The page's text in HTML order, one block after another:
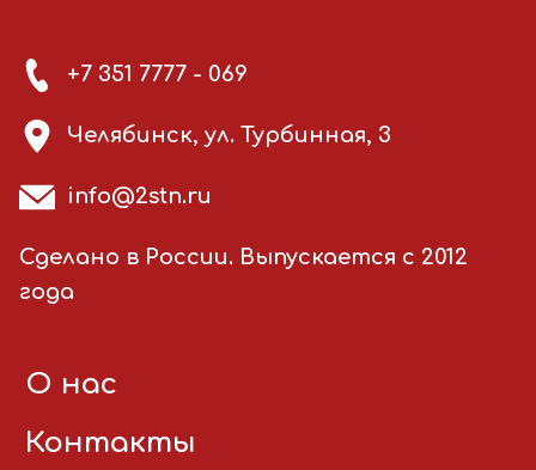
+7 351 7777 - 069
Челябинск, ул. Турбинная, 3
info@2stn.ru
Сделано в России. Выпускается с 2012
года
О нас
Контакты